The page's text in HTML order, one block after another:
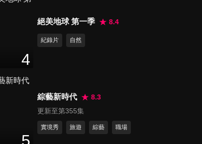
校,龍京雅,車睿娜專訪
12
起亞虎啦啦隊APEX - 申惠齡,
劉世理,趙多彬,鄭嘉睿專訪
4
絕美地球 第一季 8.4
紀錄片 自然
5
綜藝新時代
8.3
更新至第355集
實境秀 旅遊 綜藝 職場